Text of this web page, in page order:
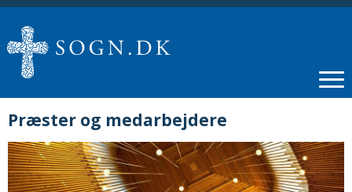
Præster og medarbejdere